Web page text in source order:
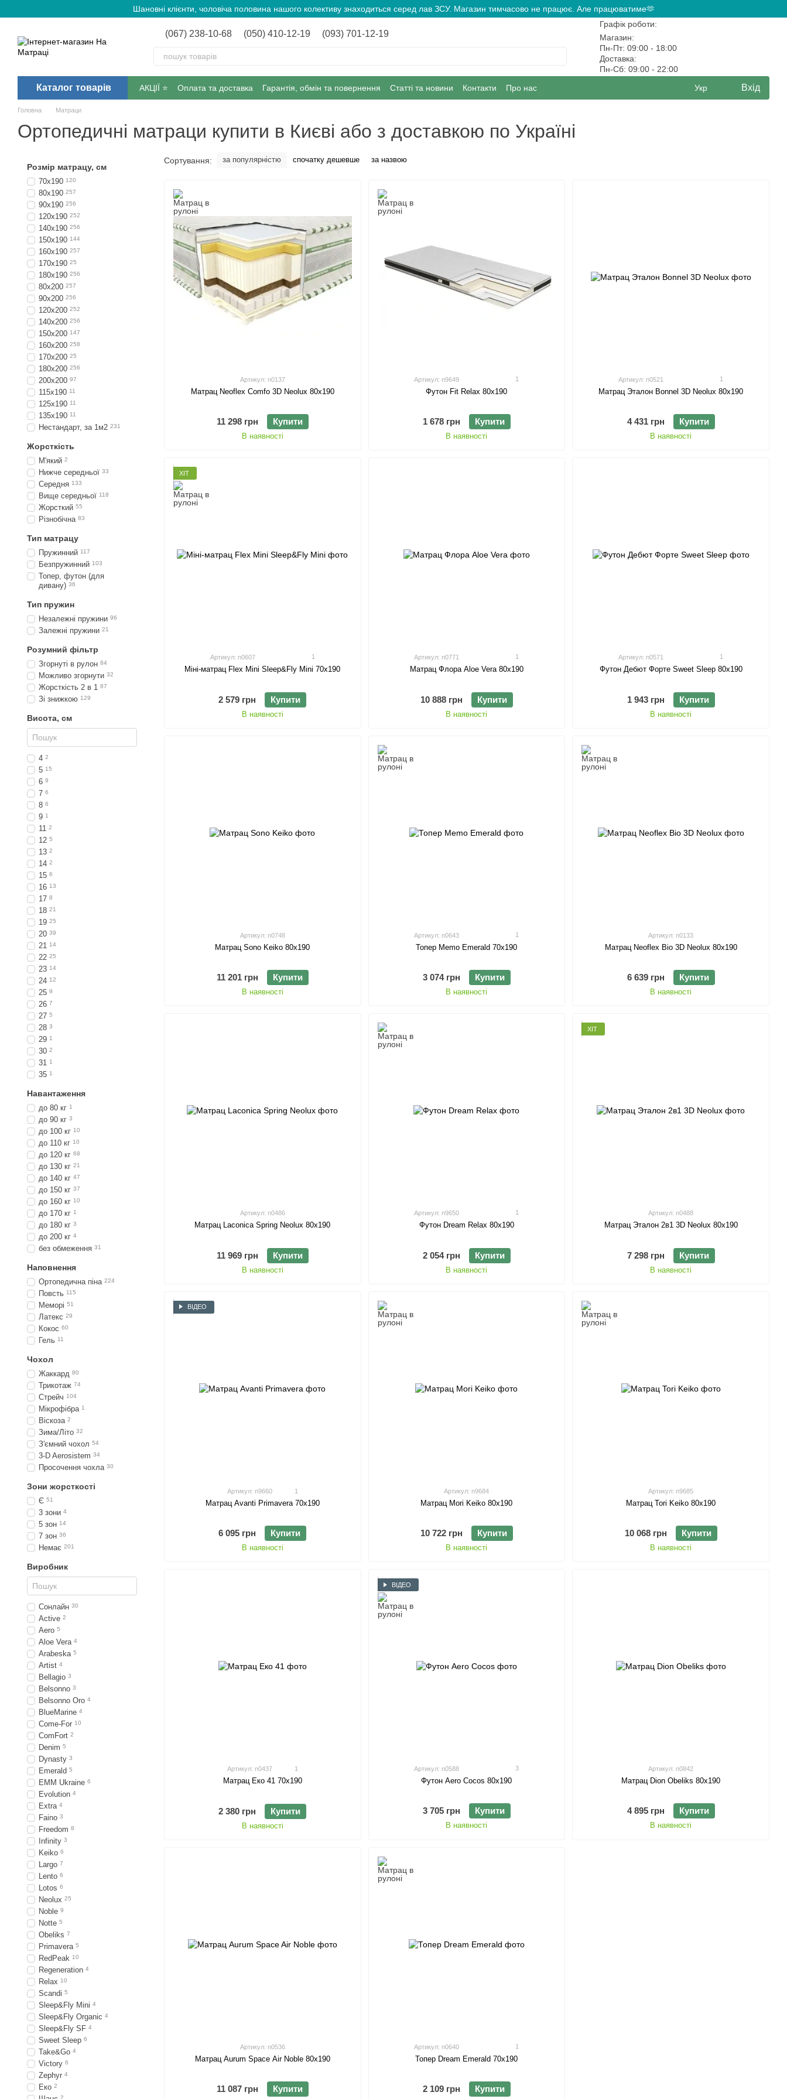
Шановні клієнти, чоловіча половина нашого колективу знаходиться серед лав ЗСУ. Магазин тимчасово не працює. Але працюватиме🫶
(067) 238-10-68 (050) 410-12-19 (093) 701-12-19
Графік роботи:
Магазин:
Пн-Пт: 09:00 - 18:00
Доставка:
Пн-Сб: 09:00 - 22:00
Каталог товарів АКЦІЇ ⭐️ Оплата та доставка Гарантія, обмін та повернення Статті та новини Контакти Про нас Укр Вхід
Головна Матраци
Ортопедичні матраци купити в Києві або з доставкою по Україні
Сортування: за популярністю спочатку дешевше за назвою
Артикул: n0137
Матрац Neoflex Comfo 3D Neolux 80х190
11 298 грн Купити
В наявності
Артикул: n9649 1
Футон Fit Relax 80х190
1 678 грн Купити
В наявності
Артикул: n0521 1
Матрац Эталон Bonnel 3D Neolux 80х190
4 431 грн Купити
В наявності
ХІТ
Артикул: n0607 1
Міні-матрац Flex Mini Sleep&Fly Mini 70х190
2 579 грн Купити
В наявності
Артикул: n0771 1
Матрац Флора Aloe Vera 80х190
10 888 грн Купити
В наявності
Артикул: n0571 1
Футон Дебют Форте Sweet Sleep 80х190
1 943 грн Купити
В наявності
Артикул: n0748
Матрац Sono Keiko 80х190
11 201 грн Купити
В наявності
Артикул: n0643 1
Топер Memo Emerald 70х190
3 074 грн Купити
В наявності
Артикул: n0133
Матрац Neoflex Bio 3D Neolux 80х190
6 639 грн Купити
В наявності
Артикул: n0486
Матрац Laconica Spring Neolux 80х190
11 969 грн Купити
В наявності
Артикул: n9650 1
Футон Dream Relax 80х190
2 054 грн Купити
В наявності
ХІТ
Артикул: n0488
Матрац Эталон 2в1 3D Neolux 80х190
7 298 грн Купити
В наявності
ВІДЕО
Артикул: n9660 1
Матрац Avanti Primavera 70х190
6 095 грн Купити
В наявності
Артикул: n9684
Матрац Mori Keiko 80х190
10 722 грн Купити
В наявності
Артикул: n9685
Матрац Tori Keiko 80х190
10 068 грн Купити
В наявності
Артикул: n0437 1
Матрац Еко 41 70х190
2 380 грн Купити
В наявності
ВІДЕО
Артикул: n0588 3
Футон Aero Cocos 80х190
3 705 грн Купити
В наявності
Артикул: n0842
Матрац Dion Obeliks 80х190
4 895 грн Купити
В наявності
Артикул: n0536
Матрац Aurum Space Air Noble 80х190
11 087 грн Купити
Артикул: n0640 1
Топер Dream Emerald 70х190
2 109 грн Купити
Розмір матрацу, см
70х190 120
80х190 257
90х190 256
120х190 252
140х190 256
150х190 144
160х190 257
170х190 25
180х190 256
80х200 257
90х200 256
120х200 252
140х200 256
150х200 147
160х200 258
170х200 25
180х200 256
200х200 97
115х190 11
125х190 11
135х190 11
Нестандарт, за 1м2 231
Жорсткість
М'який 2
Нижче середньої 33
Середня 133
Вище середньої 118
Жорсткий 55
Різнобічна 83
Тип матрацу
Пружинний 117
Безпружинний 103
Топер, футон (для
дивану) 36
Тип пружин
Незалежні пружини 96
Залежні пружини 21
Розумний фільтр
Згорнуті в рулон 84
Можливо згорнути 32
Жорсткість 2 в 1 87
Зі знижкою 129
Висота, см
4 2
5 15
6 9
7 6
8 6
9 1
11 2
12 5
13 2
14 2
15 6
16 13
17 8
18 21
19 25
20 39
21 14
22 25
23 14
24 12
25 9
26 7
27 5
28 3
29 1
30 2
31 1
35 1
Навантаження
до 80 кг 1
до 90 кг 3
до 100 кг 10
до 110 кг 10
до 120 кг 68
до 130 кг 21
до 140 кг 47
до 150 кг 37
до 160 кг 10
до 170 кг 1
до 180 кг 3
до 200 кг 4
без обмеження 31
Наповнення
Ортопедична піна 224
Повсть 115
Меморі 51
Латекс 29
Кокос 60
Гель 11
Чохол
Жаккард 80
Трикотаж 74
Стрейч 104
Мікрофібра 1
Віскоза 2
Зима/Літо 32
З'ємний чохол 54
3-D Aerosistem 34
Просочення чохла 30
Зони жорсткості
Є 51
3 зони 4
5 зон 14
7 зон 36
Немає 201
Виробник
Сонлайн 30
Active 2
Aero 5
Aloe Vera 4
Arabeska 5
Artist 4
Bellagio 3
Belsonno 3
Belsonno Oro 4
BlueMarine 4
Come-For 10
ComFort 2
Denim 5
Dynasty 3
Emerald 5
EMM Ukraine 6
Evolution 4
Extra 4
Faino 3
Freedom 8
Infinity 3
Keiko 6
Largo 7
Lento 6
Lotos 6
Neolux 25
Noble 9
Notte 5
Obeliks 7
Primavera 5
RedPeak 10
Regeneration 4
Relax 10
Scandi 5
Sleep&Fly Mini 4
Sleep&Fly Organic 4
Sleep&Fly SF 4
Sweet Sleep 6
Take&Go 4
Victory 6
Zephyr 4
Еко 2
2